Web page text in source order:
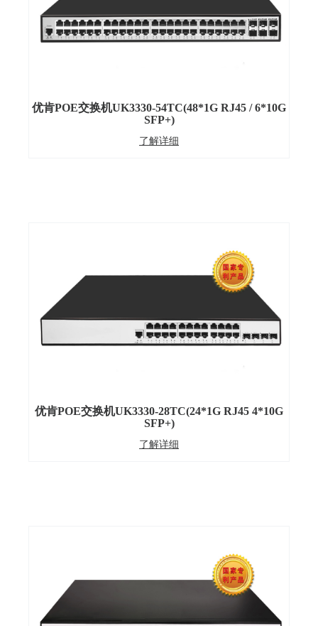
优肯POE交换机UK3330-54TC(48*1G RJ45 / 6*10G
SFP+)
了解详细
优肯POE交换机UK3330-28TC(24*1G RJ45 4*10G
SFP+)
了解详细